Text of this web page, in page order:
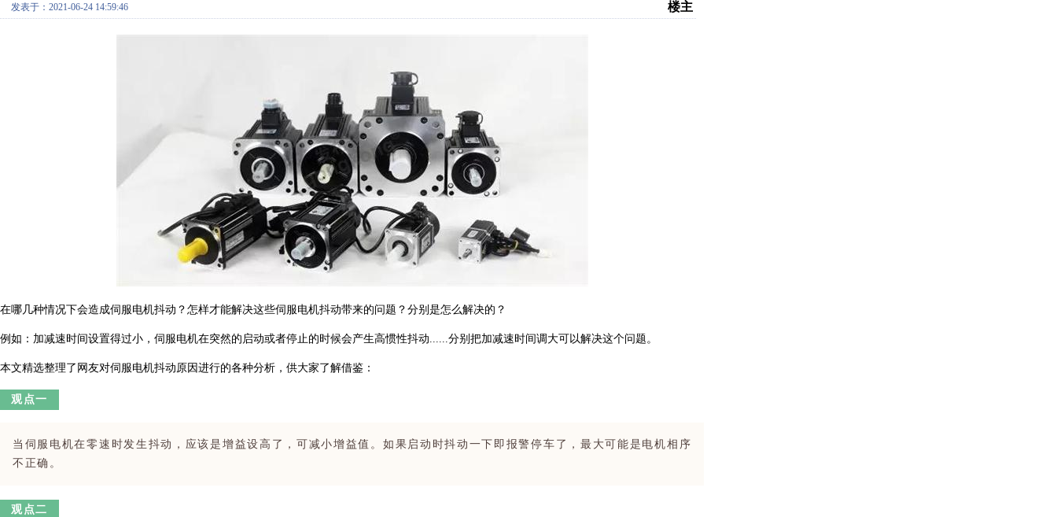
发表于：2021-06-24 14:59:46 楼主
在哪几种情况下会造成伺服电机抖动？怎样才能解决这些伺服电机抖动带来的问题？分别是怎么解决的？
例如：加减速时间设置得过小，伺服电机在突然的启动或者停止的时候会产生高惯性抖动......分别把加减速时间调大可以解决这个问题。
本文精选整理了网友对伺服电机抖动原因进行的各种分析，供大家了解借鉴：
观点一
当伺服电机在零速时发生抖动，应该是增益设高了，可减小增益值。 如果启动时抖动一下即报警停车了，最大可能是电机相序
不正确。
观点二